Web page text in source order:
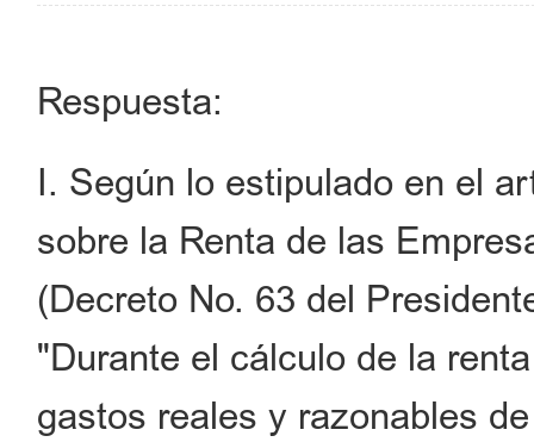
Respuesta:
I. Según lo estipulado en el
sobre la Renta de las
(Decreto No. 63 del
"Durante el cálculo de la
gastos reales y razonables